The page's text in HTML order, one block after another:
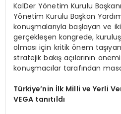
KalDer Yönetim Kurulu
Yönetim Kurulu Başkan
konuşmalarıyla başlayan ve
gerçekleşen kongrede,
olması için kritik önem
stratejik bakış açılarının
konuşmacılar tarafından
Türkiye’nin İlk Milli ve Yerli
VEGA tanıtıldı